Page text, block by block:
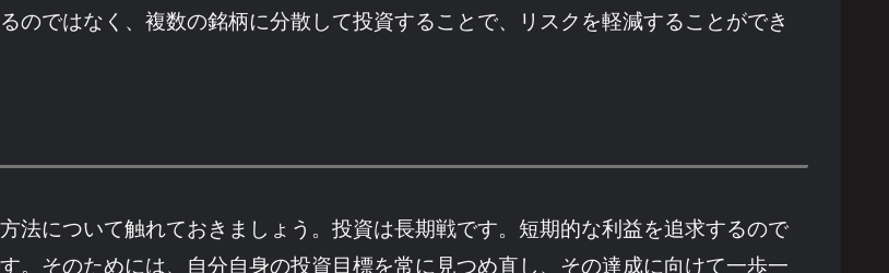
のではなく、複数の銘柄に分散して投資することで、リスクを軽減することができ
法について触れておきましょう。投資は長期戦です。短期的な利益を追求するので
。そのためには、自分自身の投資目標を常に見つめ直し、その達成に向けて一歩一